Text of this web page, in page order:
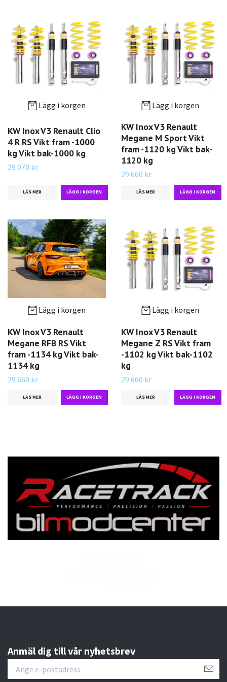
Lägg i korgen
KW Inox V3 Renault Clio
4 R RS Vikt fram -1000
kg Vikt bak-1000 kg
29 070 kr
LÄS MER
Lägg i korgen
KW Inox V3 Renault
Megane M Sport Vikt
fram -1120 kg Vikt bak-
1120 kg
29 660 kr
LÄS MER
Lägg i korgen
KW Inox V3 Renault
Megane RFB RS Vikt
fram -1134 kg Vikt bak-
1134 kg
29 660 kr
LÄS MER
Lägg i korgen
KW Inox V3 Renault
Megane Z RS Vikt fram
-1102 kg Vikt bak-1102
kg
29 660 kr
LÄS MER
Anmäl dig till vår nyhetsbrev